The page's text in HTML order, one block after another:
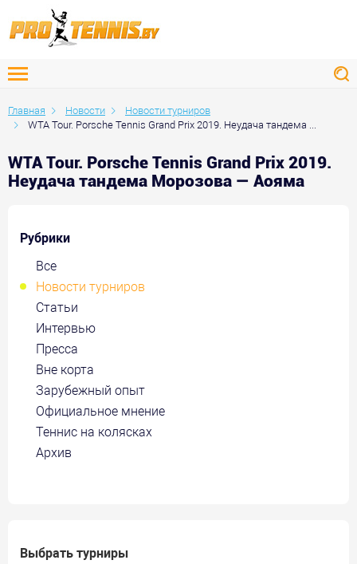
Главная Новости
Новости турниров
WTA Tour. Porsche Tennis Grand Prix 2019. Неудача тандема ...
WTA Tour. Porsche Tennis Grand Prix 2019.
Неудача тандема Морозова — Аояма
Рубрики
Все
Новости турниров
Статьи
Интервью
Пресса
Вне корта
Зарубежный опыт
Официальное мнение
Теннис на колясках
Архив
Выбрать турниры